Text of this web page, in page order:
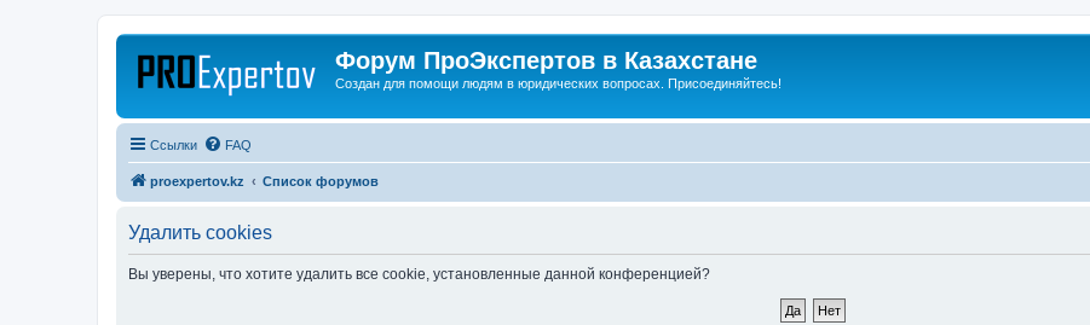
Форум ПроЭкспертов в Казахстане
Создан для помощи людям в юридических вопросах. Присоединяйтесь!
Ссылки FAQ
proexpertov.kz Список форумов
Удалить cookies
Вы уверены, что хотите удалить все cookie, установленные данной конференцией?